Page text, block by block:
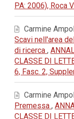
PA: 2006), Roca
Carmine
Scavi nell'area
di ricerca ,
CLASSE DI
6, Fasc. 2,
Carmine
Premessa ,
CLASSE DI